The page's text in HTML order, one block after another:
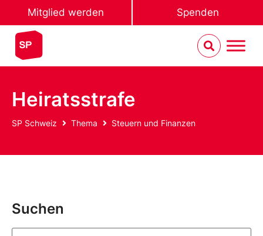
Mitglied werden Spenden
Heiratsstrafe
SP Schweiz Thema Steuern und Finanzen
Suchen